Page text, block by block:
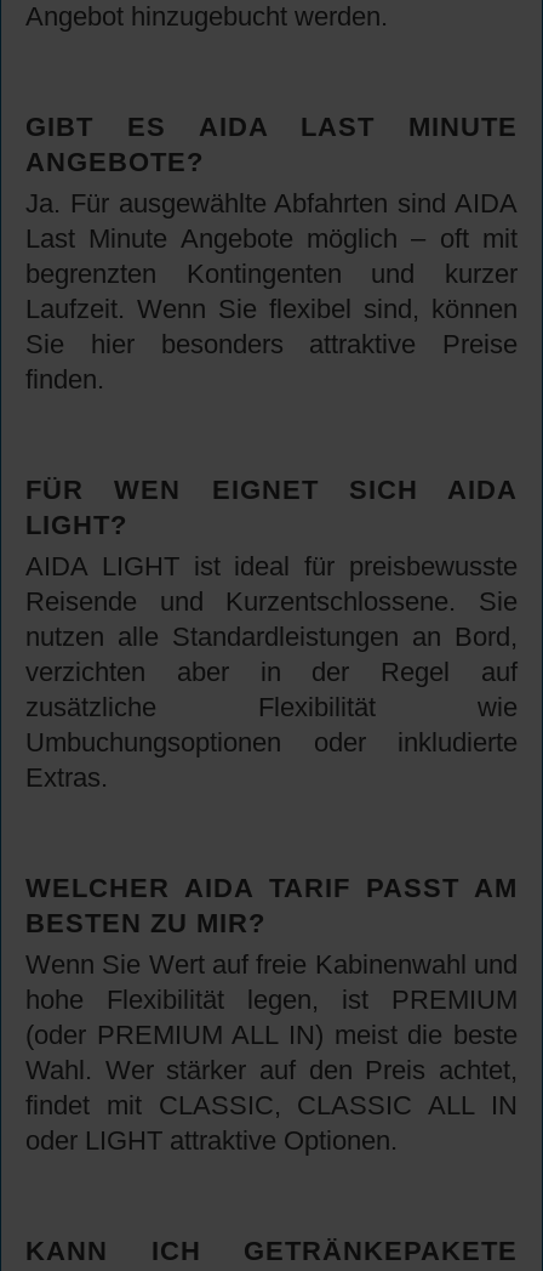
Angebot hinzugebucht werden.
GIBT ES AIDA LAST MINUTE
ANGEBOTE?
Ja. Für ausgewählte Abfahrten sind AIDA
Last Minute Angebote möglich – oft mit
begrenzten Kontingenten und kurzer
Laufzeit. Wenn Sie flexibel sind, können
Sie hier besonders attraktive Preise
finden.
FÜR WEN EIGNET SICH AIDA
LIGHT?
AIDA LIGHT ist ideal für preisbewusste
Reisende und Kurzentschlossene. Sie
nutzen alle Standardleistungen an Bord,
verzichten aber in der Regel auf
zusätzliche Flexibilität wie
Umbuchungsoptionen oder inkludierte
Extras.
WELCHER AIDA TARIF PASST AM
BESTEN ZU MIR?
Wenn Sie Wert auf freie Kabinenwahl und
hohe Flexibilität legen, ist PREMIUM
(oder PREMIUM ALL IN) meist die beste
Wahl. Wer stärker auf den Preis achtet,
findet mit CLASSIC, CLASSIC ALL IN
oder LIGHT attraktive Optionen.
KANN ICH GETRÄNKEPAKETE